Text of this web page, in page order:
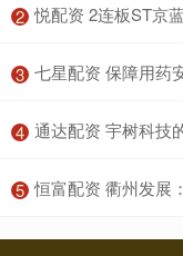
2 悦配资 2连板ST京蓝
3 七星配资 保障用药安全，
4 通达配资 宇树科技
5 恒富配资 衢州发展